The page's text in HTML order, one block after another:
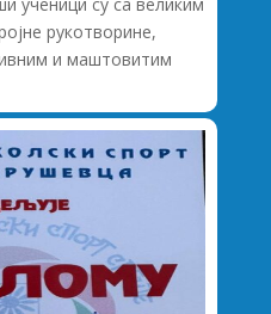
рукотворине,
и маштовитим